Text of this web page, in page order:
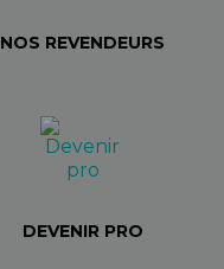
NOS REVENDEURS
DEVENIR PRO